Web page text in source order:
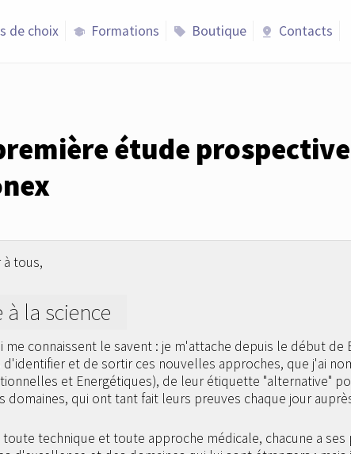
de choix school Formations sell Boutique pin_drop Contacts
étude
à tous,
à la science
me connaissent le savent : je m'attache depuis le début
d'identifier et de sortir ces nouvelles approches, que j'ai
et Energétiques), de leur étiquette "alternative"
domaines, qui ont tant fait leurs preuves chaque jour
toute technique et toute approche médicale, chacune a